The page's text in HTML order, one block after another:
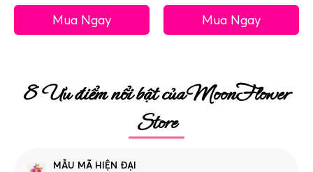
Mua Ngay Mua Ngay
8 Ưu điểm nổi bật của MoonFlower
Store
MẪU MÃ HIỆN ĐẠI